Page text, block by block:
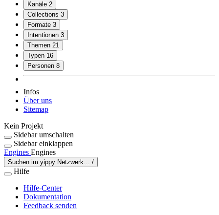
Kanäle 2
Collections 3
Formate 3
Intentionen 3
Themen 21
Typen 16
Personen 8
Infos
Über uns
Sitemap
Kein Projekt
Sidebar umschalten
Sidebar einklappen
Engines Engines
Suchen im yippy Netzwerk… /
Hilfe
Hilfe-Center
Dokumentation
Feedback senden